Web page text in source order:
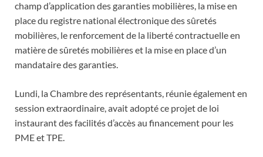
champ d’application des garanties mobilières, la mise en
place du registre national électronique des sûretés
mobilières, le renforcement de la liberté contractuelle en
matière de sûretés mobilières et la mise en place d’un
mandataire des garanties.
Lundi, la Chambre des représentants, réunie également en
session extraordinaire, avait adopté ce projet de loi
instaurant des facilités d’accès au financement pour les
PME et TPE.